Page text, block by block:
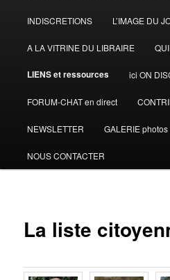
INDISCRETIONS L’IMAGE DU
A LA VITRINE DU LIBRAIRE
LIENS et ressources ici ON
FORUM-CHAT en direct
NEWSLETTER GALERIE photos
NOUS CONTACTER
La liste